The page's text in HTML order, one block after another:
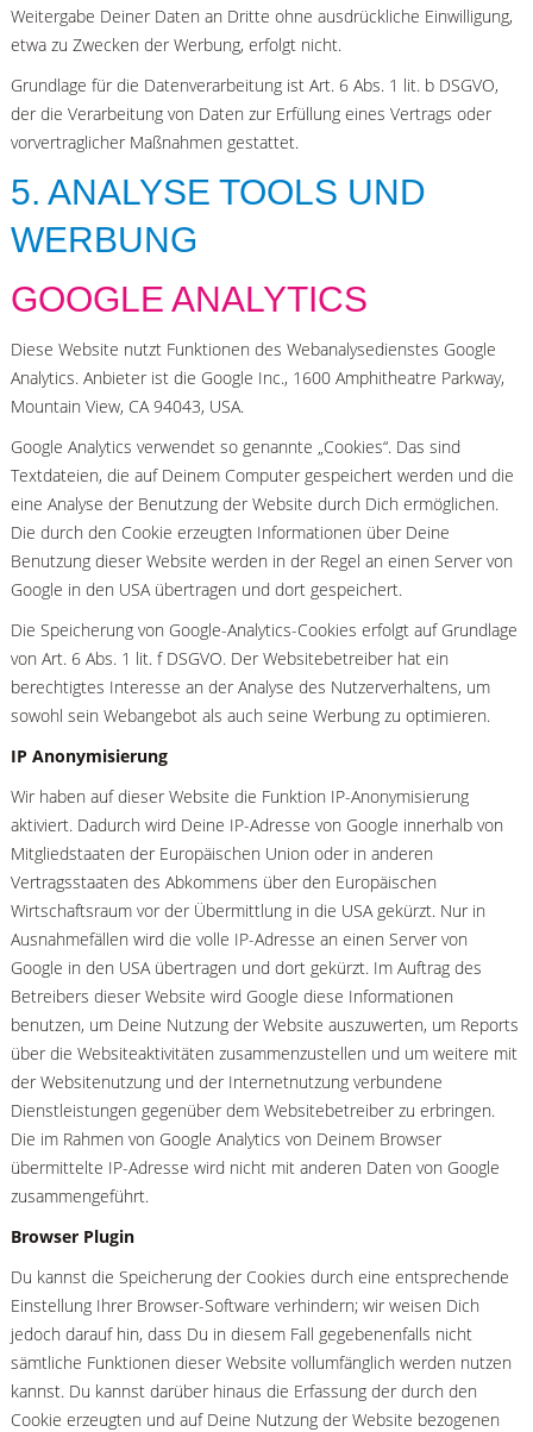
Weitergabe Deiner Daten an Dritte ohne ausdrückliche Einwilligung,
etwa zu Zwecken der Werbung, erfolgt nicht.
Grundlage für die Datenverarbeitung ist Art. 6 Abs. 1 lit. b DSGVO,
der die Verarbeitung von Daten zur Erfüllung eines Vertrags oder
vorvertraglicher Maßnahmen gestattet.
5. ANALYSE TOOLS UND
WERBUNG
GOOGLE ANALYTICS
Diese Website nutzt Funktionen des Webanalysedienstes Google
Analytics. Anbieter ist die Google Inc., 1600 Amphitheatre Parkway,
Mountain View, CA 94043, USA.
Google Analytics verwendet so genannte „Cookies“. Das sind
Textdateien, die auf Deinem Computer gespeichert werden und die
eine Analyse der Benutzung der Website durch Dich ermöglichen.
Die durch den Cookie erzeugten Informationen über Deine
Benutzung dieser Website werden in der Regel an einen Server von
Google in den USA übertragen und dort gespeichert.
Die Speicherung von Google-Analytics-Cookies erfolgt auf Grundlage
von Art. 6 Abs. 1 lit. f DSGVO. Der Websitebetreiber hat ein
berechtigtes Interesse an der Analyse des Nutzerverhaltens, um
sowohl sein Webangebot als auch seine Werbung zu optimieren.
IP Anonymisierung
Wir haben auf dieser Website die Funktion IP-Anonymisierung
aktiviert. Dadurch wird Deine IP-Adresse von Google innerhalb von
Mitgliedstaaten der Europäischen Union oder in anderen
Vertragsstaaten des Abkommens über den Europäischen
Wirtschaftsraum vor der Übermittlung in die USA gekürzt. Nur in
Ausnahmefällen wird die volle IP-Adresse an einen Server von
Google in den USA übertragen und dort gekürzt. Im Auftrag des
Betreibers dieser Website wird Google diese Informationen
benutzen, um Deine Nutzung der Website auszuwerten, um Reports
über die Websiteaktivitäten zusammenzustellen und um weitere mit
der Websitenutzung und der Internetnutzung verbundene
Dienstleistungen gegenüber dem Websitebetreiber zu erbringen.
Die im Rahmen von Google Analytics von Deinem Browser
übermittelte IP-Adresse wird nicht mit anderen Daten von Google
zusammengeführt.
Browser Plugin
Du kannst die Speicherung der Cookies durch eine entsprechende
Einstellung Ihrer Browser-Software verhindern; wir weisen Dich
jedoch darauf hin, dass Du in diesem Fall gegebenenfalls nicht
sämtliche Funktionen dieser Website vollumfänglich werden nutzen
kannst. Du kannst darüber hinaus die Erfassung der durch den
Cookie erzeugten und auf Deine Nutzung der Website bezogenen